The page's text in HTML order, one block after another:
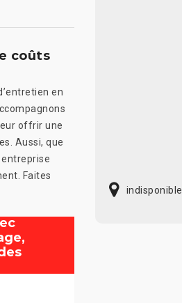
coûts
en
offrir une
Aussi, que
Faites
indisponible